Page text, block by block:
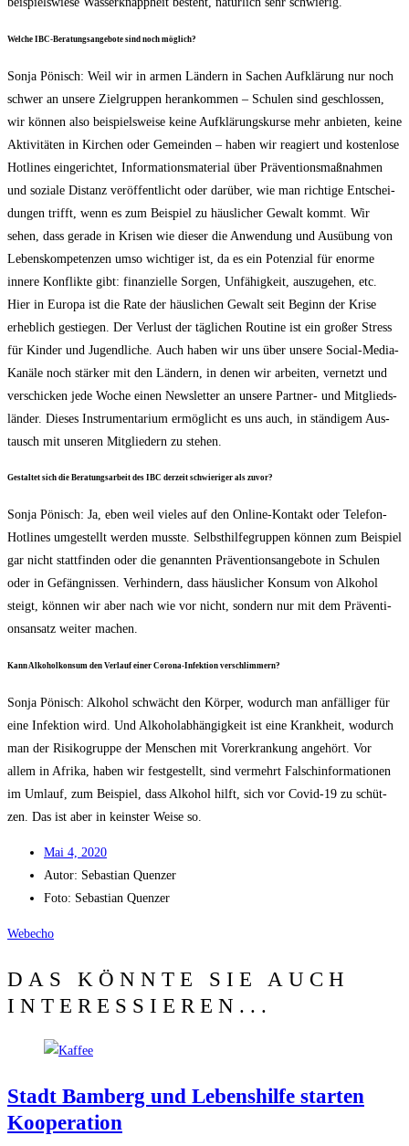
Wel­che IBC-Bera­tungs­an­ge­bo­te sind noch möglich?
Son­ja Pönisch: Weil wir in armen Län­dern in Sachen Auf­klä­rung nur noch
schwer an unse­re Ziel­grup­pen her­an­kom­men – Schu­len sind geschlos­sen,
wir kön­nen also bei­spiels­wei­se kei­ne Auf­klä­rungs­kur­se mehr anbie­ten, kei­ne
Akti­vi­tä­ten in Kir­chen oder Gemein­den – haben wir reagiert und kos­ten­lo­se
Hot­lines ein­ge­rich­tet, Infor­ma­ti­ons­ma­te­ri­al über Prä­ven­ti­ons­maß­nah­men
und sozia­le Distanz ver­öf­fent­licht oder dar­über, wie man rich­ti­ge Ent­schei­
dun­gen trifft, wenn es zum Bei­spiel zu häus­li­cher Gewalt kommt. Wir
sehen, dass gera­de in Kri­sen wie die­ser die Anwen­dung und Aus­übung von
Lebens­kom­pe­ten­zen umso wich­ti­ger ist, da es ein Poten­zi­al für enor­me
inne­re Kon­flik­te gibt: finan­zi­el­le Sor­gen, Unfä­hig­keit, aus­zu­ge­hen, etc.
Hier in Euro­pa ist die Rate der häus­li­chen Gewalt seit Beginn der Kri­se
erheb­lich gestie­gen. Der Ver­lust der täg­li­chen Rou­ti­ne ist ein gro­ßer Stress
für Kin­der und Jugend­li­che. Auch haben wir uns über unse­re Social-Media-
Kanä­le noch stär­ker mit den Län­dern, in denen wir arbei­ten, ver­netzt und
ver­schi­cken jede Woche einen News­let­ter an unse­re Part­ner- und Mit­glieds­
län­der. Die­ses Instru­men­ta­ri­um ermög­licht es uns auch, in stän­di­gem Aus­
tausch mit unse­ren Mit­glie­dern zu stehen.
Gestal­tet sich die Bera­tungs­ar­beit des IBC der­zeit schwie­ri­ger als zuvor?
Son­ja Pönisch: Ja, eben weil vie­les auf den Online-Kon­takt oder Tele­fon-
Hot­lines umge­stellt wer­den muss­te. Selbst­hil­fe­grup­pen kön­nen zum Bei­spiel
gar nicht statt­fin­den oder die genann­ten Prä­ven­ti­ons­an­ge­bo­te in Schu­len
oder in Gefäng­nis­sen. Ver­hin­dern, dass häus­li­cher Kon­sum von Alko­hol
steigt, kön­nen wir aber nach wie vor nicht, son­dern nur mit dem Prä­ven­ti­
ons­an­satz wei­ter machen.
Kann Alko­hol­kon­sum den Ver­lauf einer Coro­na-Infek­ti­on verschlimmern?
Son­ja Pönisch: Alko­hol schwächt den Kör­per, wodurch man anfäl­li­ger für
eine Infek­ti­on wird. Und Alko­hol­ab­hän­gig­keit ist eine Krank­heit, wodurch
man der Risi­ko­grup­pe der Men­schen mit Vor­er­kran­kung ange­hört. Vor
allem in Afri­ka, haben wir fest­ge­stellt, sind ver­mehrt Falsch­in­for­ma­tio­nen
im Umlauf, zum Bei­spiel, dass Alko­hol hilft, sich vor Covid-19 zu schüt­
zen. Das ist aber in keins­ter Wei­se so.
Mai 4, 2020
Autor: Sebas­ti­an Quenzer
Foto: Sebas­ti­an Quenzer
Web­echo
DAS KÖNNTE SIE AUCH
INTERESSIEREN...
Stadt Bam­berg und Lebens­hil­fe star­ten
Kooperation